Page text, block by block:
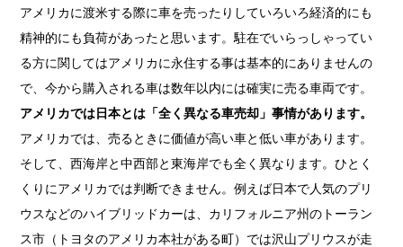
アメリカに渡米する際に車を売ったりしていろいろ経済的にも
精神的にも負荷があったと思います。駐在でいらっしゃってい
る方に関してはアメリカに永住する事は基本的にありませんの
で、今から購入される車は数年以内には確実に売る車両です。
アメリカでは日本とは「全く異なる車売却」事情があります。
アメリカでは、売るときに価値が高い車と低い車があります。
そして、西海岸と中西部と東海岸でも全く異なります。ひとく
くりにアメリカでは判断できません。例えば日本で人気のプリ
ウスなどのハイブリッドカーは、カリフォルニア州のトーラン
ス市（トヨタのアメリカ本社がある町）では沢山プリウスが走